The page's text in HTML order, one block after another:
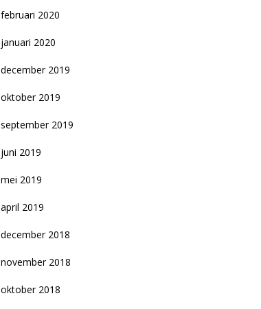
februari 2020
januari 2020
december 2019
oktober 2019
september 2019
juni 2019
mei 2019
april 2019
december 2018
november 2018
oktober 2018